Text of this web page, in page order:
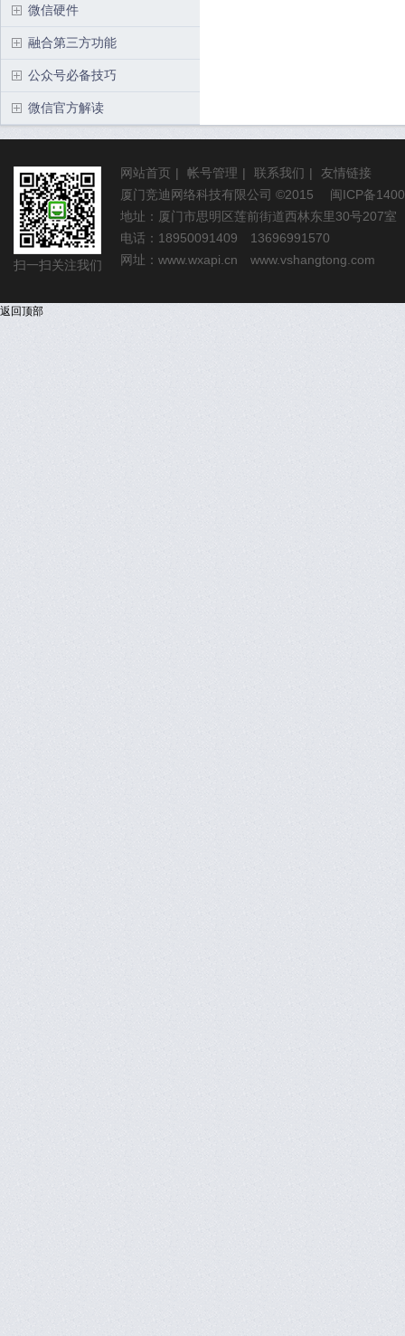
微信硬件
融合第三方功能
公众号必备技巧
微信官方解读
扫一扫关注我们
网站首页 | 帐号管理 | 联系我们 |
友情链接
厦门竞迪网络科技有限公司 ©2015 闽ICP备
地址：厦门市思明区莲前街道西林东里30号207室
电话：18950091409 13696991570
网址： www.wxapi.cn www.vshangtong.com
返回顶部